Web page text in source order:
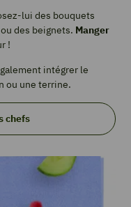
lui des bouquets
des beignets. Manger
!
intégrer le
ou une terrine.
chefs